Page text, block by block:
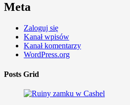
Meta
Zaloguj się
Kanał wpisów
Kanał komentarzy
WordPress.org
Posts Grid